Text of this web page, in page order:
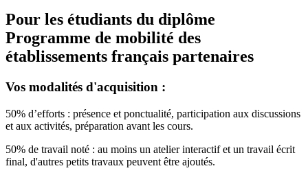
Pour les étudiants du diplôme
Programme de mobilité des
établissements français partenaires
Vos modalités d'acquisition :
50% d’efforts : présence et ponctualité, participation aux discussions
et aux activités, préparation avant les cours.
50% de travail noté : au moins un atelier interactif et un travail écrit
final, d'autres petits travaux peuvent être ajoutés.